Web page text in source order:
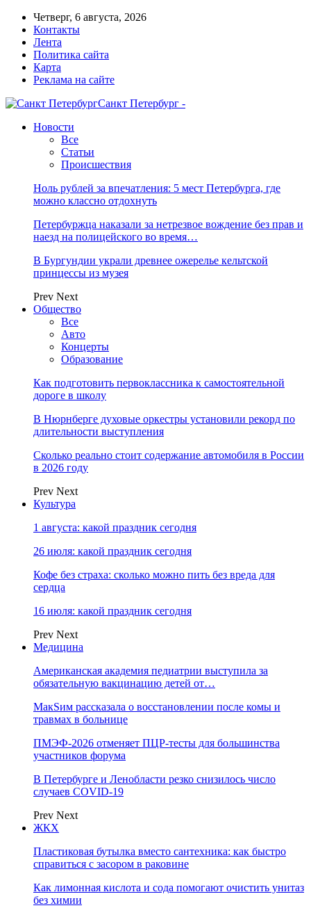
Четверг, 6 августа, 2026
Контакты
Лента
Политика сайта
Карта
Реклама на сайте
Санкт Петербург -
Новости
Все
Статьи
Происшествия
Ноль рублей за впечатления: 5 мест Петербурга, где
можно классно отдохнуть
Петербуржца наказали за нетрезвое вождение без прав и
наезд на полицейского во время…
В Бургундии украли древнее ожерелье кельтской
принцессы из музея
Prev Next
Общество
Все
Авто
Концерты
Образование
Как подготовить первоклассника к самостоятельной
дороге в школу
В Нюрнберге духовые оркестры установили рекорд по
длительности выступления
Сколько реально стоит содержание автомобиля в России
в 2026 году
Prev Next
Культура
1 августа: какой праздник сегодня
26 июля: какой праздник сегодня
Кофе без страха: сколько можно пить без вреда для
сердца
16 июля: какой праздник сегодня
Prev Next
Медицина
Американская академия педиатрии выступила за
обязательную вакцинацию детей от…
МакSим рассказала о восстановлении после комы и
травмах в больнице
ПМЭФ-2026 отменяет ПЦР-тесты для большинства
участников форума
В Петербурге и Ленобласти резко снизилось число
случаев COVID-19
Prev Next
ЖКХ
Пластиковая бутылка вместо сантехника: как быстро
справиться с засором в раковине
Как лимонная кислота и сода помогают очистить унитаз
без химии